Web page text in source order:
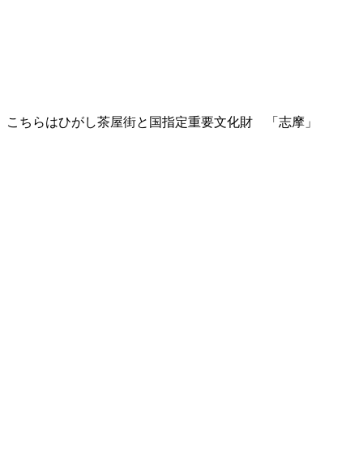
こちらはひがし茶屋街と国指定重要文化財 「志摩」